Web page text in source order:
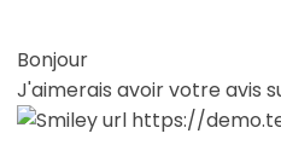
Bonjour
J'aimerais avoir votre avis
https://